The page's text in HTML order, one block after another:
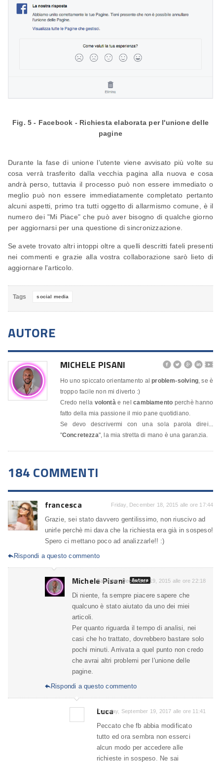
Fig. 5 - Facebook - Richiesta elaborata per l'unione delle
pagine
Durante la fase di unione l'utente viene avvisato più volte su
cosa verrà trasferito dalla vecchia pagina alla nuova e cosa
andrà perso, tuttavia il processo può non essere immediato o
meglio può non essere immediatamente completato pertanto
alcuni aspetti, primo tra tutti oggetto di allarmismo comune, è il
numero dei "Mi Piace" che può aver bisogno di qualche giorno
per aggiornarsi per una questione di sincronizzazione.
Se avete trovato altri intoppi oltre a quelli descritti fateli presenti
nei commenti e grazie alla vostra collaborazione sarò lieto di
aggiornare l'articolo.
Tags social media
AUTORE
MICHELE PISANI     🎬
Ho uno spiccato orientamento alproblem-solving, se è
troppo facile non mi diverto :)
Credo nella volontàe nelcambiamento perchè hanno
fatto della mia passione il mio pane quotidiano.
Se devo descrivermi con una sola parola direi...
"Concretezza", la mia stretta di mano è una garanzia.
184 COMMENTI
francesca Friday, December 18, 2015 alle ore 17:44
Grazie, sei stato davvero gentilissimo, non riuscivo ad
unirle perchè mi dava che la richiesta era già in sospeso!
Spero ci mettano poco ad analizzarle!! :)
Rispondi a questo commento
Michele Pisani Autore
Saturday, December 19, 2015 alle ore 22:18
Di niente, fa sempre piacere sapere che
qualcuno è stato aiutato da uno dei miei
articoli.
Per quanto riguarda il tempo di analisi, nei
casi che ho trattato, dovrebbero bastare solo
pochi minuti. Arrivata a quel punto non credo
che avrai altri problemi per l'unione delle
pagine.
Rispondi a questo commento
Luca
Tuesday, September 19, 2017 alle ore 11:41
Peccato che fb abbia modificato
tutto ed ora sembra non esserci
alcun modo per accedere alle
richieste in sospeso. Ne sai